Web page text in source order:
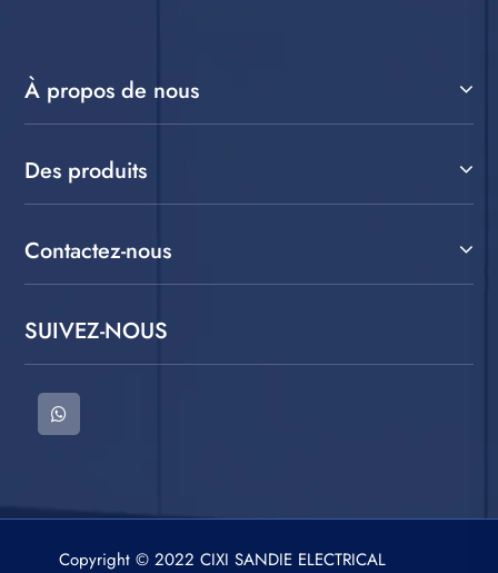
À propos de nous
Des produits
Contactez-nous
SUIVEZ-NOUS
Copyright © 2022 CIXI SANDIE ELECTRICAL